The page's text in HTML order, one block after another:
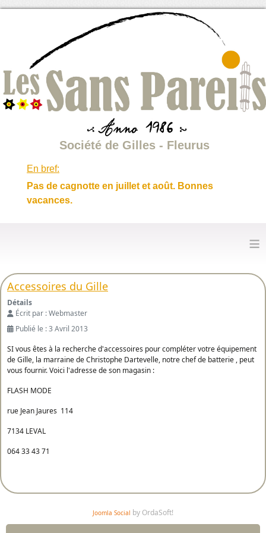
Société de Gilles - Fleurus
En bref:
Pas de cagnotte en juillet et août. Bonnes
vacances.
≡
Accessoires du Gille
Détails
Écrit par :Webmaster
Publié le : 3 Avril 2013
SI vous êtes à la recherche d'accessoires pour compléter votre équipement
de Gille, la marraine de Christophe Dartevelle, notre chef de batterie , peut
vous fournir. Voici l'adresse de son magasin :
FLASH MODE
rue Jean Jaures 114
7134 LEVAL
064 33 43 71
Joomla Social by OrdaSoft!